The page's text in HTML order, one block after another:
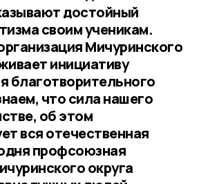
достойный
своим ученикам.
Мичуринского
инициативу
благотворительного
что сила нашего
об этом
вся отечественная
профсоюзная
округа